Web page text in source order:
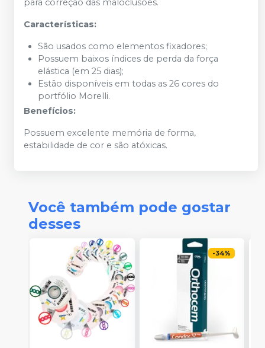
para correção das maloclusões.
Características:
São usados como elementos fixadores;
Possuem baixos índices de perda da força
elástica (em 25 dias);
Estão disponíveis em todas as 26 cores do
portfólio Morelli.
Benefícios:
Possuem excelente memória de forma,
estabilidade de cor e são atóxicas.
Você também pode gostar
desses
-34%